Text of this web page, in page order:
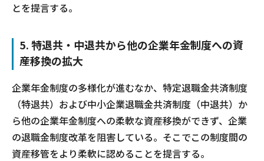
とを提言する。
5. 特退共・中退共から他の企業年金制度への資
産移換の拡大
企業年金制度の多様化が進むなか、特定退職金共済制度
（特退共）および中小企業退職金共済制度（中退共）か
ら他の企業年金制度への柔軟な資産移換ができず、企業
の退職金制度改革を阻害している。そこでこの制度間の
資産移管をより柔軟に認めることを提言する。